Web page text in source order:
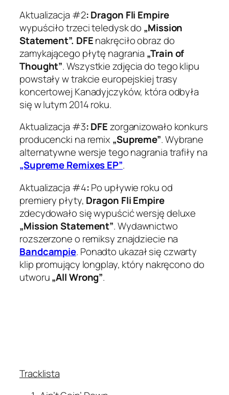
Aktualizacja #2: Dragon Fli Empire
wypuściło trzeci teledysk do „Mission
Statement”. DFEnakręciło obraz do
zamykającego płytę nagrania „Train of
Thought”. Wszystkie zdjęcia do tego klipu
powstały w trakcie europejskiej trasy
koncertowej Kanadyjczyków, która odbyła
się w lutym 2014 roku.
Aktualizacja #3: DFEzorganizowało konkurs
producencki na remix „Supreme”. Wybrane
alternatywne wersje tego nagrania trafiły na
„Supreme Remixes EP”.
Aktualizacja #4:Po upływie roku od
premiery płyty, Dragon Fli Empire
zdecydowało się wypuścić wersjędeluxe
„Mission Statement”. Wydawnictwo
rozszerzone o remiksy znajdziecie na
Bandcampie. Ponadto ukazał się czwarty
klip promujący longplay, który nakręcono do
utworu„All Wrong”.
Tracklista